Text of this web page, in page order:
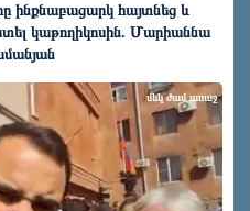
հայտնեց և
կաթողիկոսին. Մարիաննա
մեկ ժամ առաջ